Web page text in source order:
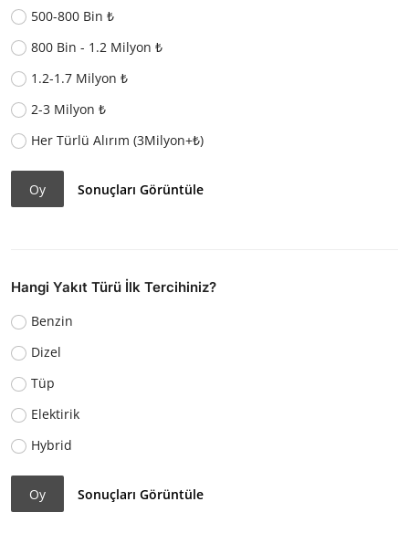
500-800 Bin ₺
800 Bin - 1.2 Milyon ₺
1.2-1.7 Milyon ₺
2-3 Milyon ₺
Her Türlü Alırım (3Milyon+₺)
Oy Sonuçları Görüntüle
Hangi Yakıt Türü İlk Tercihiniz?
Benzin
Dizel
Tüp
Elektirik
Hybrid
Oy Sonuçları Görüntüle